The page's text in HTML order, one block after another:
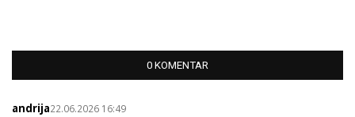
0 KOMENTAR
andrija22.06.2026 16:49